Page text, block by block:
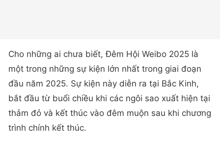
Cho những ai chưa biết, Đêm Hội Weibo 2025 là
một trong những sự kiện lớn nhất trong giai đoạn
đầu năm 2025. Sự kiện này diễn ra tại Bắc Kinh,
bắt đầu từ buổi chiều khi các ngôi sao xuất hiện tại
thảm đỏ và kết thúc vào đêm muộn sau khi chương
trình chính kết thúc.